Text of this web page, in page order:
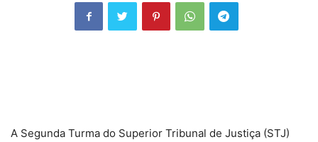
A Segunda Turma do Superior Tribunal de Justiça (STJ)